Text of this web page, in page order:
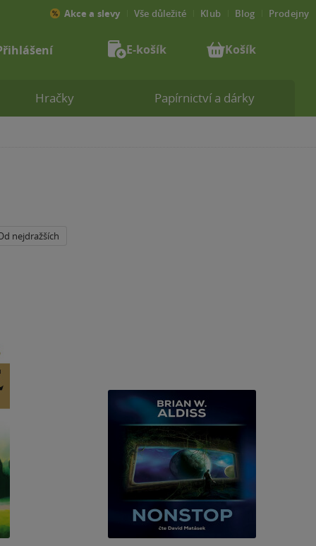
nejdražších
Hračky Papírnictví a dárky
Akce a slevy Vše důležité Klub Blog Prodejny
E-košík Košík